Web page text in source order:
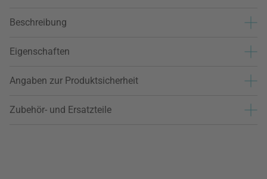
Beschreibung
Eigenschaften
Angaben zur Produktsicherheit
Zubehör- und Ersatzteile